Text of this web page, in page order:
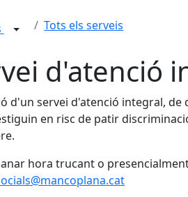
Tots els serveis
d'atenció
d'un servei d'atenció integral,
en risc de patir
hora trucant o